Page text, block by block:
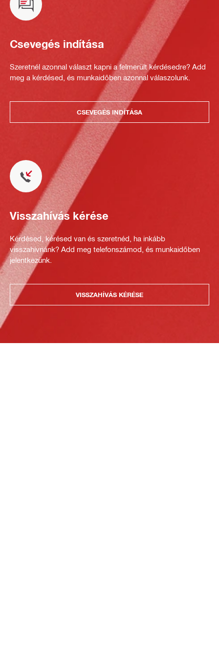
Csevegés indítása
Szeretnél azonnal választ kapni a felmerült kérdésedre? Add
meg a kérdésed, és munkaidőben azonnal válaszolunk.
CSEVEGÉS INDÍTÁSA
Visszahívás kérése
Kérdésed, kérésed van és szeretnéd, ha inkább
visszahívnánk? Add meg telefonszámod, és munkaidőben
jelentkezünk.
VISSZAHÍVÁS KÉRÉSE